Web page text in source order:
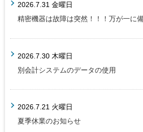
2026.7.31 金曜日
精密機器は故障は突然！！！万が一に
2026.7.30 木曜日
別会計システムのデータの使用
2026.7.21 火曜日
夏季休業のお知らせ